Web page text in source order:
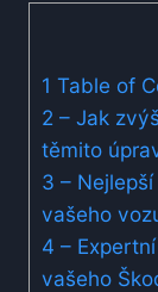
1 Table of
2 – Jak
těmito
3 –
vašeho
4 –
vašeho